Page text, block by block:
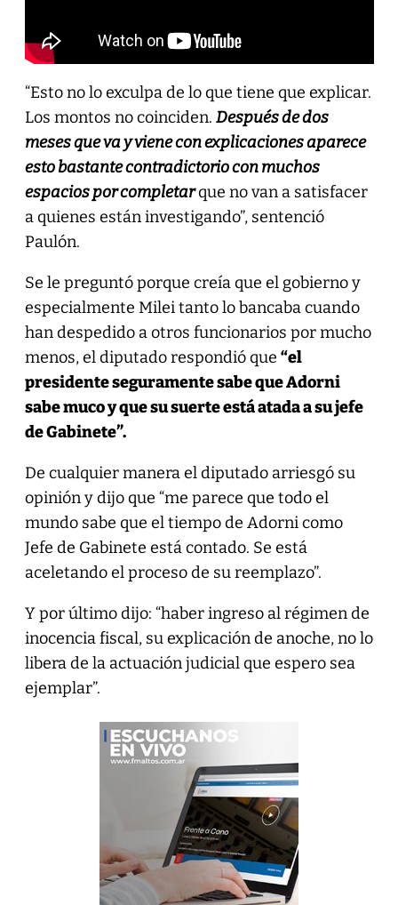
“Esto no lo exculpa de lo que tiene que explicar.
Los montos no coinciden. Después de dos
meses que va y viene con explicaciones aparece
esto bastante contradictorio con muchos
espacios por completarque no van a satisfacer
a quienes están investigando”, sentenció
Paulón.
Se le preguntó porque creía que el gobierno y
especialmente Milei tanto lo bancaba cuando
han despedido a otros funcionarios por mucho
menos, el diputado respondió que “el
presidente seguramente sabe que Adorni
sabe muco y que su suerte está atada a su jefe
de Gabinete”.
De cualquier manera el diputado arriesgó su
opinión y dijo que “me parece que todo el
mundo sabe que el tiempo de Adorni como
Jefe de Gabinete está contado. Se está
aceletando el proceso de su reemplazo”.
Y por último dijo: “haber ingreso al régimen de
inocencia fiscal, su explicación de anoche, no lo
libera de la actuación judicial que espero sea
ejemplar”.